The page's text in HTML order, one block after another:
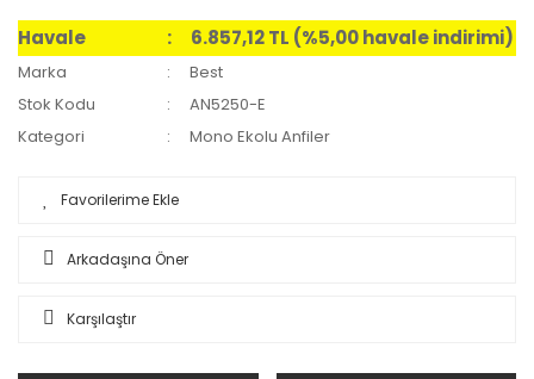
Havale 6.857,12 TL (%5,00 havale indirimi)
Marka
Best
Stok Kodu
AN5250-E
Kategori
Mono Ekolu Anfiler
Arkadaşına Öner
Karşılaştır